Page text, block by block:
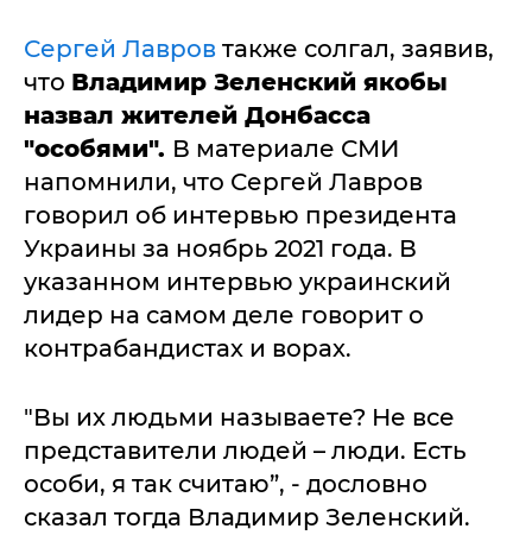
Сергей Лавров также солгал, заявив,
что Владимир Зеленский якобы
назвал жителей Донбасса
"особями". В материале СМИ
напомнили, что Сергей Лавров
говорил об интервью президента
Украины за ноябрь 2021 года. В
указанном интервью украинский
лидер на самом деле говорит о
контрабандистах и ворах.
"Вы их людьми называете? Не все
представители людей – люди. Есть
особи, я так считаю”, - дословно
сказал тогда Владимир Зеленский.